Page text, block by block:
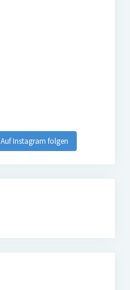
Auf Instagram folgen